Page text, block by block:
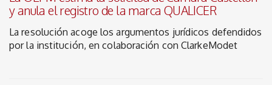
y anula el registro de la marca QUALICER
La resolución acoge los argumentos jurídicos defendidos
por la institución, en colaboración con ClarkeModet